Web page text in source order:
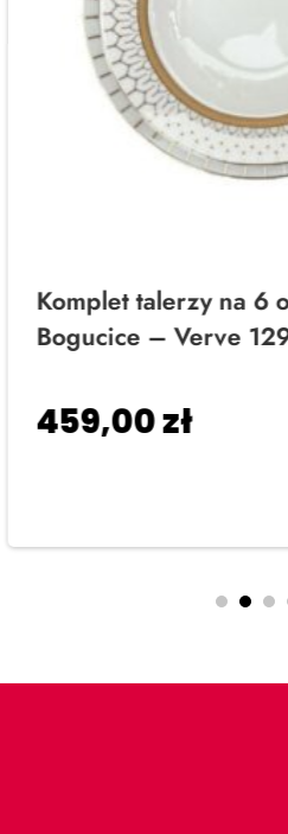
Komplet talerzy na 6
Bogucice – Verve
459,00zł